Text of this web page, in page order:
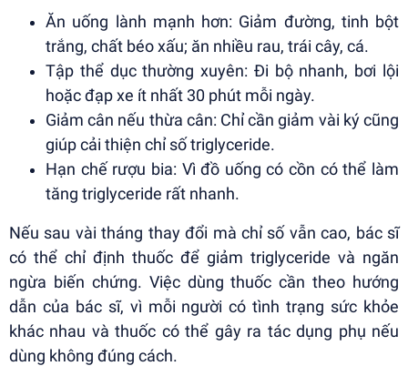
Ăn uống lành mạnh hơn: Giảm đường, tinh bột
trắng, chất béo xấu; ăn nhiều rau, trái cây, cá.
Tập thể dục thường xuyên: Đi bộ nhanh, bơi lội
hoặc đạp xe ít nhất 30 phút mỗi ngày.
Giảm cân nếu thừa cân: Chỉ cần giảm vài ký cũng
giúp cải thiện chỉ số triglyceride.
Hạn chế rượu bia: Vì đồ uống có cồn có thể làm
tăng triglyceride rất nhanh.
Nếu sau vài tháng thay đổi mà chỉ số vẫn cao, bác sĩ
có thể chỉ định thuốc để giảm triglyceride và ngăn
ngừa biến chứng. Việc dùng thuốc cần theo hướng
dẫn của bác sĩ, vì mỗi người có tình trạng sức khỏe
khác nhau và thuốc có thể gây ra tác dụng phụ nếu
dùng không đúng cách.